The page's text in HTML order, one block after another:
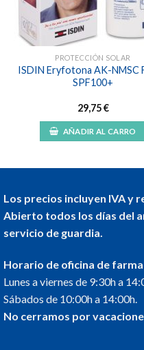
PROTECCIÓN SOLAR
ISDIN Eryfotona AK-NMSC
SPF100+
29,75€
AÑADIR AL CARRO
Los precios incluyen IVA y
Abierto todos los días del
servicio de guardia.
Horario de oficina de
Lunes a viernes de 9:30h a
Sábados de 10:00h a 14:00h.
No cerramos por